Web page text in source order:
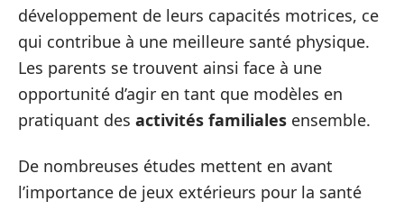
développement de leurs capacités motrices, ce
qui contribue à une meilleure santé physique.
Les parents se trouvent ainsi face à une
opportunité d’agir en tant que modèles en
pratiquant des activités familiales ensemble.
De nombreuses études mettent en avant
l’importance de jeux extérieurs pour la santé